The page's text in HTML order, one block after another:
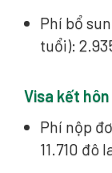
Phí bổ
tuổi):
Visa kết
Phí nộp
11.710 đô